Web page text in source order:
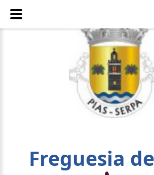
Freguesia